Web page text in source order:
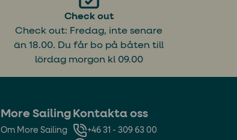
Check out
Check out: Fredag, inte senare
än 18.00. Du får bo på båten till
lördag morgon kl 09.00
More Sailing
Om More Sailing
Kontakta oss
+46 31 - 309 63 00